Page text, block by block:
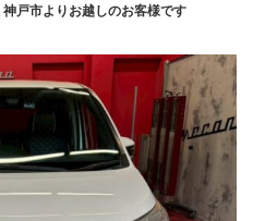
戸市よりお越しのお客様です